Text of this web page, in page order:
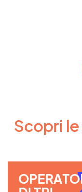
Scopri